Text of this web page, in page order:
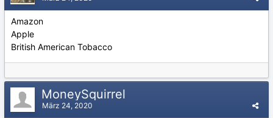
Amazon
Apple
British American Tobacco
MoneySquirrel
März 24, 2020